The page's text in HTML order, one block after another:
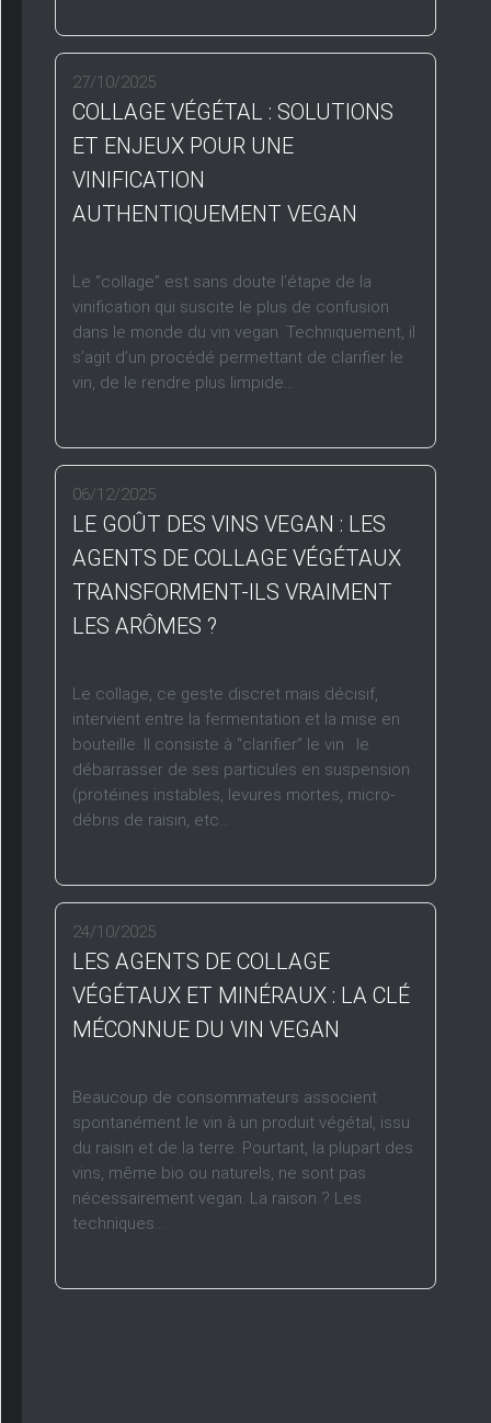
27/10/2025
COLLAGE VÉGÉTAL : SOLUTIONS
ET ENJEUX POUR UNE
VINIFICATION
AUTHENTIQUEMENT VEGAN
Le “collage” est sans doute l’étape de la
vinification qui suscite le plus de confusion
dans le monde du vin vegan. Techniquement, il
s’agit d’un procédé permettant de clarifier le
vin, de le rendre plus limpide...
06/12/2025
LE GOÛT DES VINS VEGAN : LES
AGENTS DE COLLAGE VÉGÉTAUX
TRANSFORMENT-ILS VRAIMENT
LES ARÔMES ?
Le collage, ce geste discret mais décisif,
intervient entre la fermentation et la mise en
bouteille. Il consiste à “clarifier” le vin : le
débarrasser de ses particules en suspension
(protéines instables, levures mortes, micro-
débris de raisin, etc...
24/10/2025
LES AGENTS DE COLLAGE
VÉGÉTAUX ET MINÉRAUX : LA CLÉ
MÉCONNUE DU VIN VEGAN
Beaucoup de consommateurs associent
spontanément le vin à un produit végétal, issu
du raisin et de la terre. Pourtant, la plupart des
vins, même bio ou naturels, ne sont pas
nécessairement vegan. La raison ? Les
techniques...